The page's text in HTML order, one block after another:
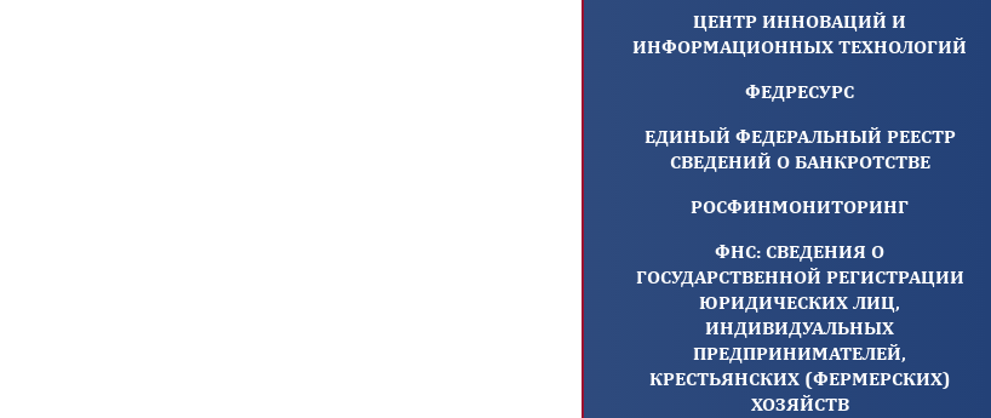
ЦЕНТР ИННОВАЦИЙ И
ИНФОРМАЦИОННЫХ ТЕХНОЛОГИЙ
ФЕДРЕСУРС
ЕДИНЫЙ ФЕДЕРАЛЬНЫЙ РЕЕСТР
СВЕДЕНИЙ О БАНКРОТСТВЕ
РОСФИНМОНИТОРИНГ
ФНС: СВЕДЕНИЯ О
ГОСУДАРСТВЕННОЙ РЕГИСТРАЦИИ
ЮРИДИЧЕСКИХ ЛИЦ,
ИНДИВИДУАЛЬНЫХ
ПРЕДПРИНИМАТЕЛЕЙ,
КРЕСТЬЯНСКИХ (ФЕРМЕРСКИХ)
ХОЗЯЙСТВ